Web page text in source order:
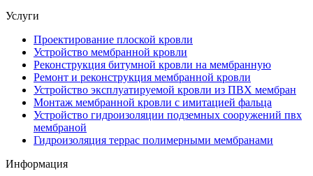
Услуги
Проектирование плоской кровли
Устройство мембранной кровли
Реконструкция битумной кровли на мембранную
Ремонт и реконструкция мембранной кровли
Устройство эксплуатируемой кровли из ПВХ мембран
Монтаж мембранной кровли с имитацией фальца
Устройство гидроизоляции подземных сооружений пвх
мембраной
Гидроизоляция террас полимерными мембранами
Информация